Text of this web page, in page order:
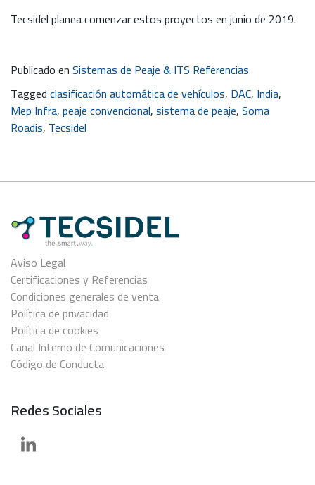
Tecsidel planea comenzar estos proyectos en junio de 2019.
Publicado enSistemas de Peaje & ITS Referencias
Taggedclasificación automática de vehículos, DAC, India,
Mep Infra,peaje convencional,sistema de peaje,Soma
Roadis, Tecsidel
Aviso Legal
Certificaciones y Referencias
Condiciones generales de venta
Política de privacidad
Política de cookies
Canal Interno de Comunicaciones
Código de Conducta
Redes Sociales